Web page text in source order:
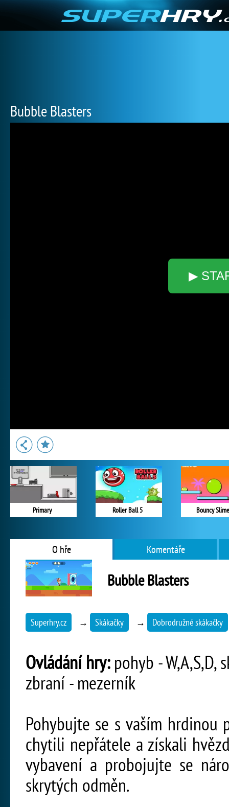
Bubble Blasters
▶
Primary Roller Ball 5 Bouncy Slime
O hře Komentáře
Bubble Blasters
Superhry.cz → Skákačky → Dobrodružné skákačky
Ovládání hry:pohyb - W,A,S,D,
zbraní - mezerník
Pohybujte se s vaším hrdinou
chytili nepřátele a získali
vybavení a probojujte se
skrytých odměn.